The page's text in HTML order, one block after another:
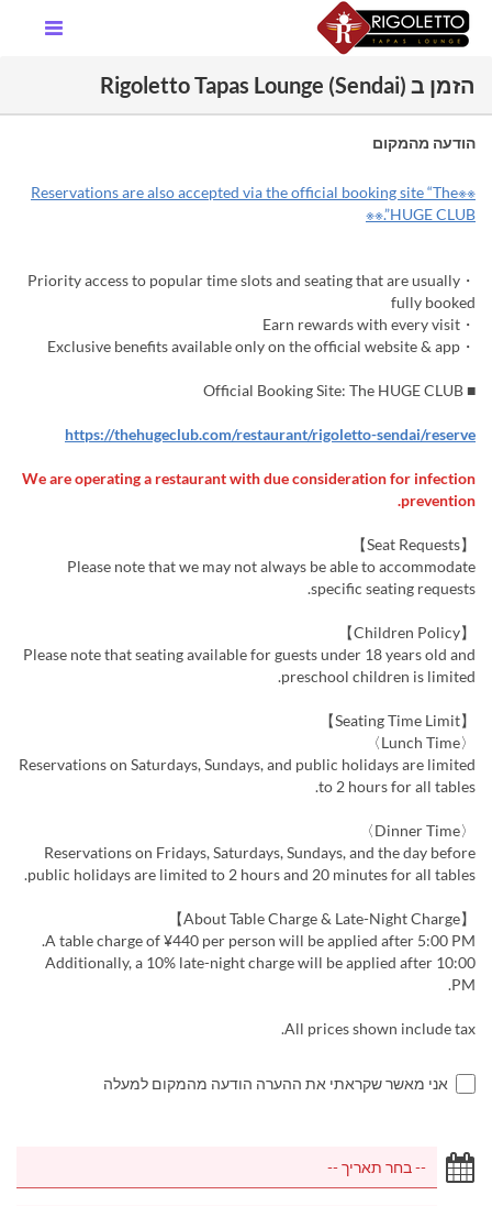
הזמן ב Rigoletto Tapas Lounge (Sendai)
הודעה מהמקום
※※Reservations are also accepted via the official booking site “The
HUGE CLUB”.※※
・Priority access to popular time slots and seating that are usually
fully booked
・Earn rewards with every visit
・Exclusive benefits available only on the official website & app
■ Official Booking Site: The HUGE CLUB
https://thehugeclub.com/restaurant/rigoletto-sendai/reserve
We are operating a restaurant with due consideration for infection
prevention.
【Seat Requests】
Please note that we may not always be able to accommodate
specific seating requests.
【Children Policy】
Please note that seating available for guests under 18 years old and
preschool children is limited.
【Seating Time Limit】
〈Lunch Time〉
Reservations on Saturdays, Sundays, and public holidays are limited
to 2 hours for all tables.
〈Dinner Time〉
Reservations on Fridays, Saturdays, Sundays, and the day before
public holidays are limited to 2 hours and 20 minutes for all tables.
【About Table Charge & Late-Night Charge】
A table charge of ¥440 per person will be applied after 5:00 PM.
Additionally, a 10% late-night charge will be applied after 10:00
PM.
All prices shown include tax.
אני מאשר שקראתי את ההערה הודעה מהמקום למעלה